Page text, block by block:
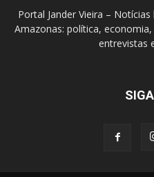
Portal Jander Vieira –
Amazonas: política,
entrevistas